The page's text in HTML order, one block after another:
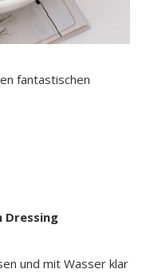
fantastischen
Dressing
und mit Wasser klar